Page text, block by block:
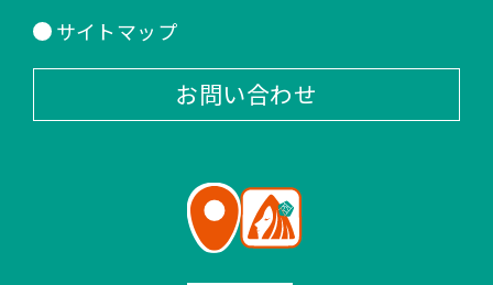
サイトマップ
お問い合わせ